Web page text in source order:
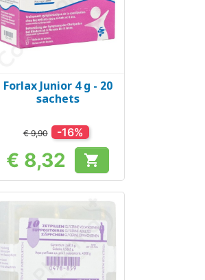
Snel bekijken
Forlax Junior 4 g - 20
sachets
€ 9,90 -16%
Prijs
€ 8,32 